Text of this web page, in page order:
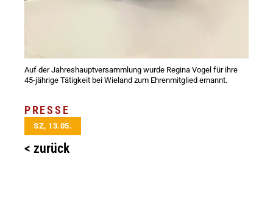
Auf der Jahreshauptversammlung wurde Regina Vogel für ihre
45-jährige Tätigkeit bei Wieland zum Ehrenmitglied ernannt.
PRESSE
SZ, 13.05.
< zurück